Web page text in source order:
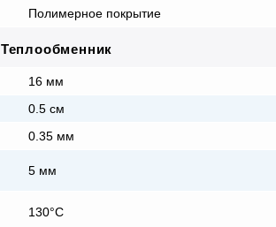
Полимерное покрытие
Теплообменник
16 мм
0.5 см
0.35 мм
5 мм
130°C